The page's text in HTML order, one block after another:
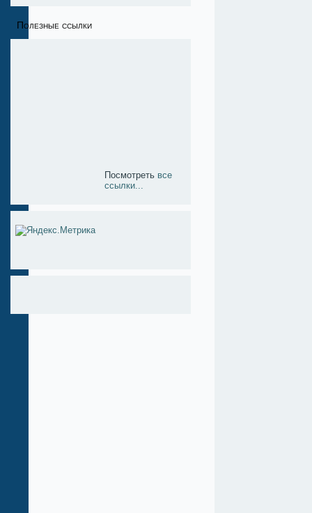
Полезные ссылки
Посмотреть все
ссылки...